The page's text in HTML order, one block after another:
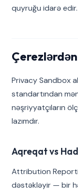
quyruğu idarə edir.
Privacy Sandbox
standartından
nəşriyyatçıların
lazımdır.
Aqreqat vs
Attribution
dəstəkləyir — bir